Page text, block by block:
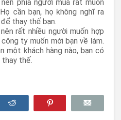
phía người mua rất muốn
cần bạn, họ không nghĩ ra
thay thế bạn.
rất nhiều người muốn hợp
ty muốn mời bạn về làm.
một khách hàng nào, bạn có
thế.